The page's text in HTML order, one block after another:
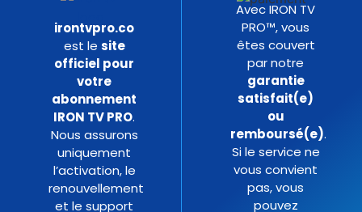
irontvpro.co
est le site
officiel pour
votre
abonnement
IRON TV PRO.
Nous assurons
uniquement
l’activation, le
renouvellement
et le support
Avec IRON TV
PRO™, vous
êtes couvert
par notre
garantie
satisfait(e)
ou
remboursé(e).
Si le service ne
vous convient
pas, vous
pouvez